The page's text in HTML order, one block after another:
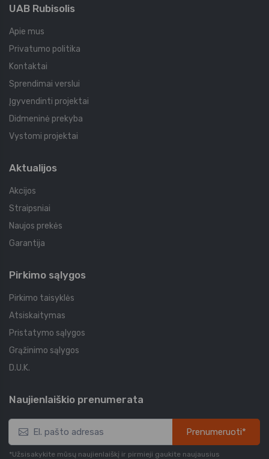
UAB Rubisolis
Apie mus
Privatumo politika
Kontaktai
Sprendimai verslui
Įgyvendinti projektai
Didmeninė prekyba
Vystomi projektai
Aktualijos
Akcijos
Straipsniai
Naujos prekės
Garantija
Pirkimo sąlygos
Pirkimo taisyklės
Atsiskaitymas
Pristatymo sąlygos
Grąžinimo sąlygos
D.U.K.
Naujienlaiškio prenumerata
Prenumeruoti*
*Užsisakykite mūsų naujienlaiškį ir pirmieji gaukite naujausius